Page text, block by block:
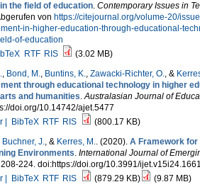
the field of education. Contemporary Issues in
von https://citejournal.org/volume-20/
in-higher-education-through-educational-
of-education
RTF RIS
(3.02 MB)
, Bond, M., Buntins, K., Zawacki-Richter, O., &
through educational technology in higher
and humanities.Australasian Journal of
doi.org/10.14742/ajet.5477
| BibTeX RTF RIS
(800.17 KB)
Buchner, J., & Kerres, M.. (2020). A Framework
Environments. International Journal of
224. doi:https://doi.org/10.3991/
| BibTeX RTF RIS (879.29 KB)
(9.87 MB)